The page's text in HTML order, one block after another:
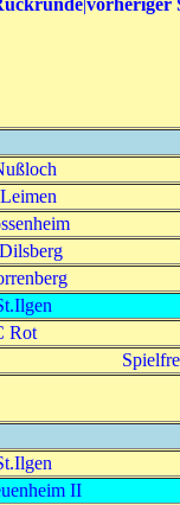
|vorheriger
Rot
II